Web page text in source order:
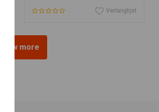
Verlanglijst
View more